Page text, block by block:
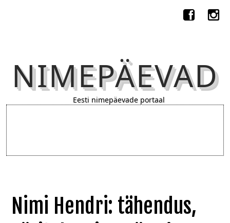
NIMEPÄEVAD
Eesti nimepäevade portaal
Nimi Hendri: tähendus,